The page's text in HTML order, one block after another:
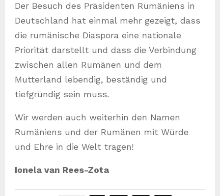
Der Besuch des Präsidenten Rumäniens in
Deutschland hat einmal mehr gezeigt, dass
die rumänische Diaspora eine nationale
Priorität darstellt und dass die Verbindung
zwischen allen Rumänen und dem
Mutterland lebendig, beständig und
tiefgründig sein muss.
Wir werden auch weiterhin den Namen
Rumäniens und der Rumänen mit Würde
und Ehre in die Welt tragen!
Ionela van Rees-Zota